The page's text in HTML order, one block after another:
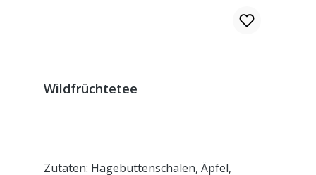
Wildfrüchtetee
Zutaten: Hagebuttenschalen, Äpfel,